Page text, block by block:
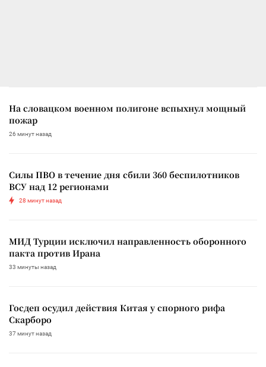
На словацком военном полигоне вспыхнул мощный
пожар
26 минут назад
Силы ПВО в течение дня сбили 360 беспилотников
ВСУ над 12 регионами
28 минут назад
МИД Турции исключил направленность оборонного
пакта против Ирана
33 минуты назад
Госдеп осудил действия Китая у спорного рифа
Скарборо
37 минут назад